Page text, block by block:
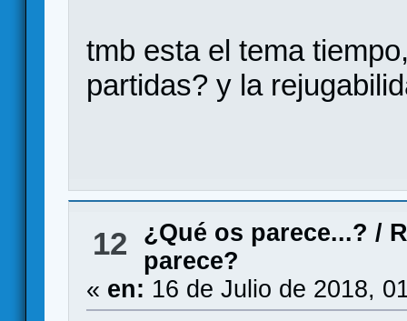
tmb esta el tema
partidas? y la
12 ¿Qué os parece...? /
parece?
« en: 16 de Julio de 2018,